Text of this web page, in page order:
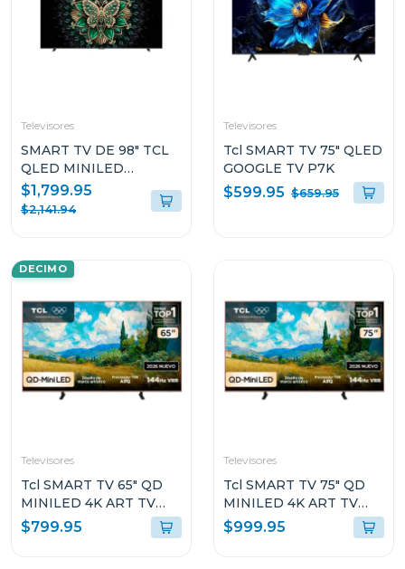
Televisores
SMART TV DE 98" TCL
QLED MINILED
GOOGLE TV 98C6
$1,799.95
$2,141.94
Televisores
Tcl SMART TV 75" QLED
GOOGLE TV P7K
$599.95 $659.95
DECIMO
Televisores
Tcl SMART TV 65" QD
MINILED 4K ART TV
GOOGLE TV A400PRO
$799.95
Televisores
Tcl SMART TV 75" QD
MINILED 4K ART TV
GOOGLE TV A400PRO
$999.95